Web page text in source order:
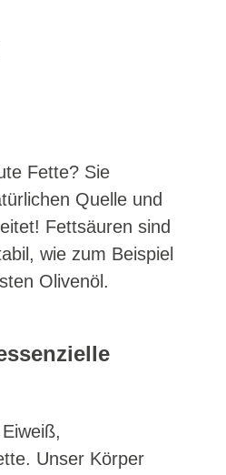
Fette? Sie
Quelle und
Fettsäuren sind
wie zum Beispiel
Olivenöl.
Unser Körper